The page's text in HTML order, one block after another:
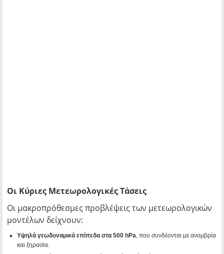
Οι Κύριες Μετεωρολογικές Τάσεις
Οι μακροπρόθεσμες προβλέψεις των μετεωρολογικών
μοντέλων δείχνουν:
Υψηλά γεωδυναμικά επίπεδα στα 500 hPa, που συνδέονται με ανομβρία
και ξηρασία.